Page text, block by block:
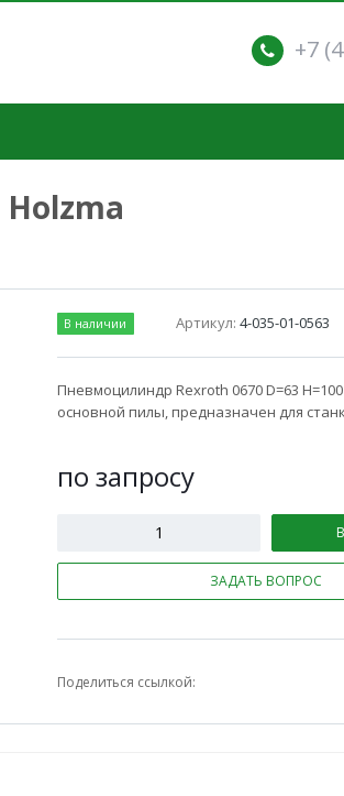
+7
В наличии Артикул: 4-035-01-0563
Пневмоцилиндр Rexroth 0670 D=63
основной пилы, предназначен для
по запросу
ЗАДАТЬ ВОПРОС
Поделиться ссылкой: